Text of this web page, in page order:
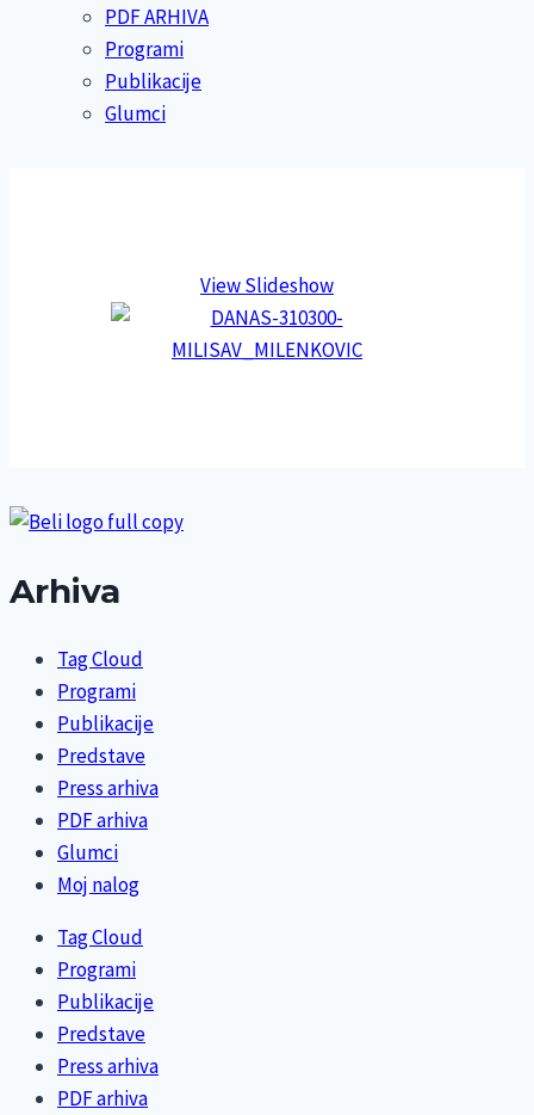
PDF ARHIVA
Programi
Publikacije
Glumci
View Slideshow
Arhiva
Tag Cloud
Programi
Publikacije
Predstave
Press arhiva
PDF arhiva
Glumci
Moj nalog
Tag Cloud
Programi
Publikacije
Predstave
Press arhiva
PDF arhiva